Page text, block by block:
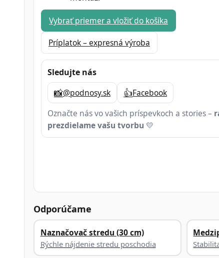
Vybrať priemer a vložiť do košíka
Príplatok – expresná výroba
Sledujte nás
📸@podnosy.sk 👍Facebook
Označte nás vo vašich príspevkoch a stories –
prezdielame vašu tvorbu 💛
Odporúčame
Naznačovač stredu (30 cm)
Rýchle nájdenie stredu poschodia